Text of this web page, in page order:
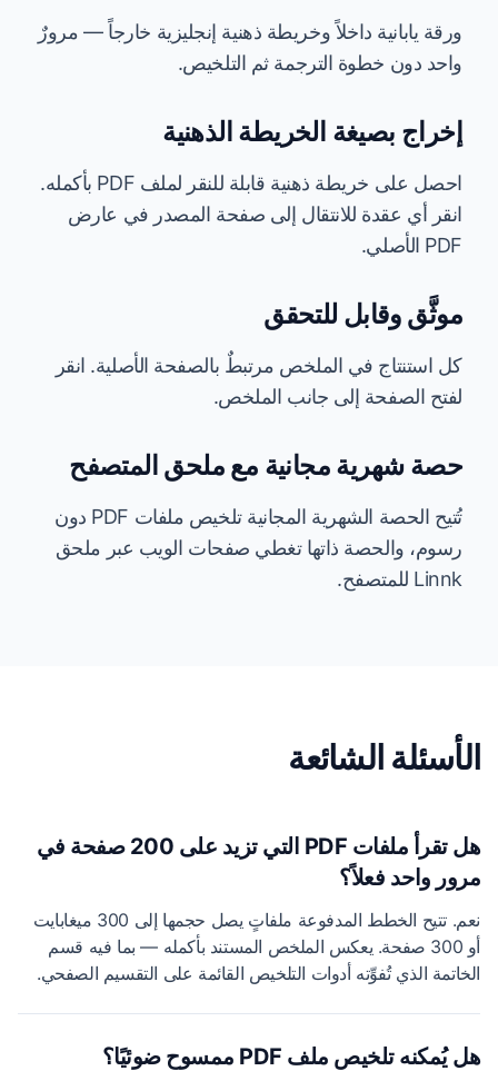
ورقة يابانية داخلاً وخريطة ذهنية إنجليزية خارجاً — مرورٌ
واحد دون خطوة الترجمة ثم التلخيص.
إخراج بصيغة الخريطة الذهنية
احصل على خريطة ذهنية قابلة للنقر لملف PDF بأكمله.
انقر أي عقدة للانتقال إلى صفحة المصدر في عارض
PDF الأصلي.
موثَّق وقابل للتحقق
كل استنتاج في الملخص مرتبطٌ بالصفحة الأصلية. انقر
لفتح الصفحة إلى جانب الملخص.
حصة شهرية مجانية مع ملحق المتصفح
تُتيح الحصة الشهرية المجانية تلخيص ملفات PDF دون
رسوم، والحصة ذاتها تغطي صفحات الويب عبر ملحق
Linnk للمتصفح.
الأسئلة الشائعة
هل تقرأ ملفات PDF التي تزيد على 200 صفحة في
مرور واحد فعلاً؟
نعم. تتيح الخطط المدفوعة ملفاتٍ يصل حجمها إلى 300 ميغابايت
أو 300 صفحة. يعكس الملخص المستند بأكمله — بما فيه قسم
الخاتمة الذي تُفوِّته أدوات التلخيص القائمة على التقسيم الصفحي.
هل يُمكنه تلخيص ملف PDF ممسوح ضوئيًا؟